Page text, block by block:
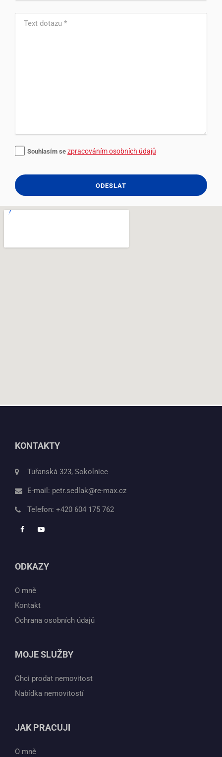
Souhlasím se zpracováním osobních údajů
ODESLAT
KONTAKTY
Tuřanská 323, Sokolnice
E-mail: petr.sedlak@re-max.cz
Telefon: +420 604 175 762
ODKAZY
O mně
Kontakt
Ochrana osobních údajů
MOJE SLUŽBY
Chci prodat nemovitost
Nabídka nemovitostí
JAK PRACUJI
O mně